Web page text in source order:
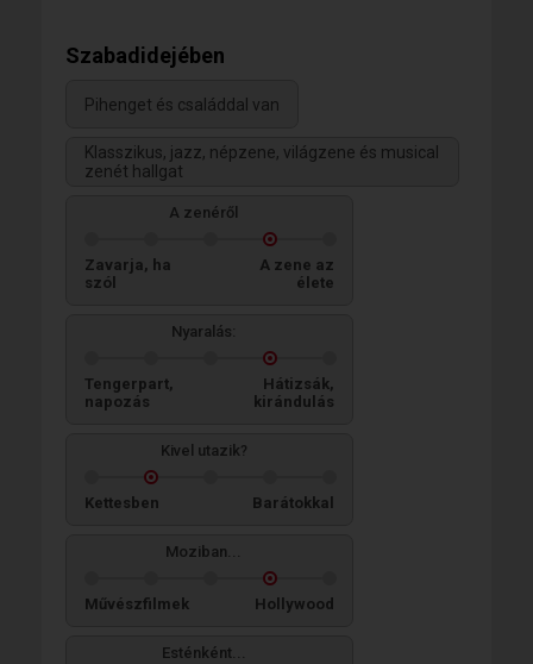
Szabadidejében
Pihenget és családdal van
Klasszikus, jazz, népzene, világzene és musical
zenét hallgat
A zenéről
Zavarja, ha
szól
A zene az
élete
Nyaralás:
Tengerpart,
napozás
Hátizsák,
kirándulás
Kivel utazik?
Kettesben Barátokkal
Moziban...
Művészfilmek Hollywood
Esténként...